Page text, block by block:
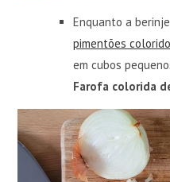
Enquanto a
pimentões
em cubos
Farofa colorida